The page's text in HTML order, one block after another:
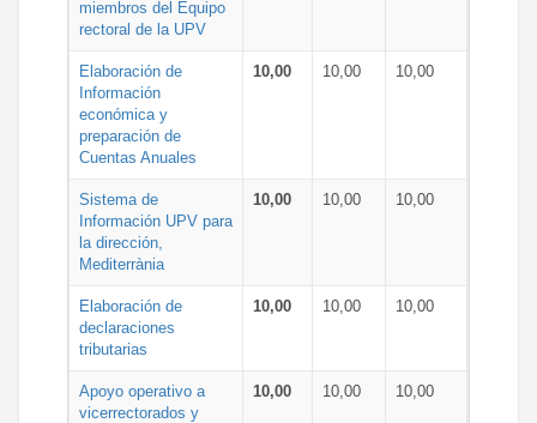
miembros del Equipo
rectoral de la UPV
Elaboración de
Información
económica y
preparación de
Cuentas Anuales
10,00 10,00 10,00
Sistema de
Información UPV para
la dirección,
Mediterrània
10,00 10,00 10,00
Elaboración de
declaraciones
tributarias
10,00 10,00 10,00
Apoyo operativo a
vicerrectorados y
10,00 10,00 10,00